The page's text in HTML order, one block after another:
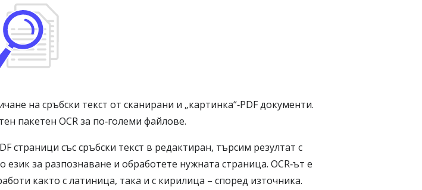
на сръбски текст от сканирани и „картинка“‑PDF документи.
пакетен OCR за по‑големи файлове.
страници със сръбски текст в редактиран, търсим резултат с
за разпознаване и обработете нужната страница. OCR‑ът е
както с латиница, така и с кирилица – според източника.